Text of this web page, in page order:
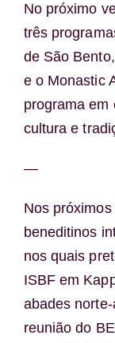
No próximo
três
de São
e o Monastic
programa em
cultura e
—
Nos
beneditinos
nos quais
ISBF em
abades
reunião do